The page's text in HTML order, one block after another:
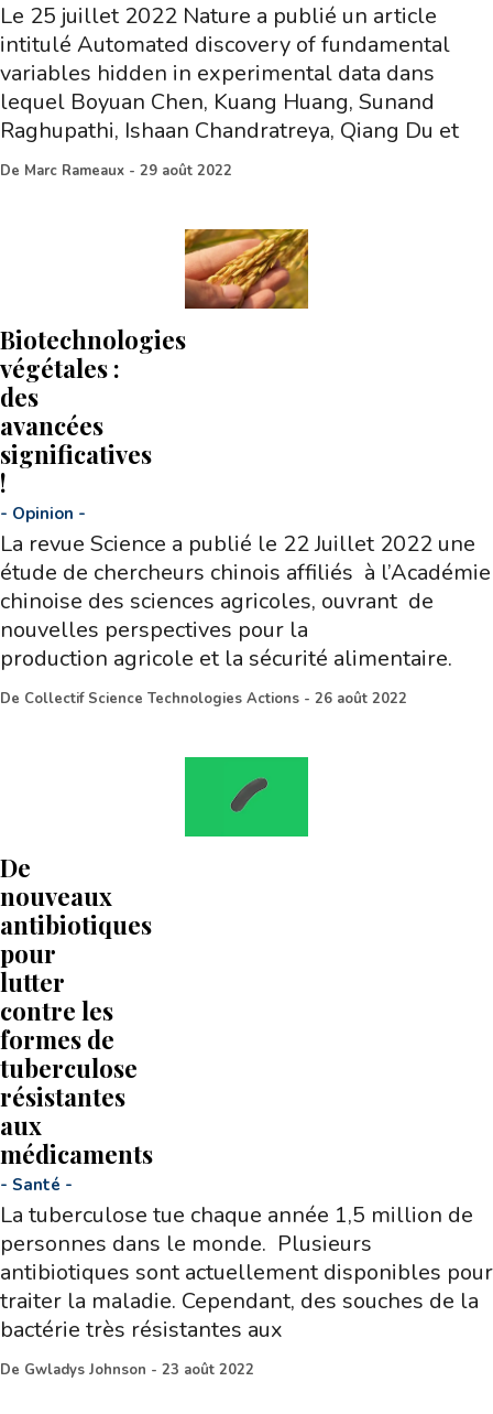
Le 25 juillet 2022 Nature a publié un article
intitulé Automated discovery of fundamental
variables hidden in experimental data dans
lequel Boyuan Chen, Kuang Huang, Sunand
Raghupathi, Ishaan Chandratreya, Qiang Du et
De Marc Rameaux - 29 août 2022
Biotechnologies
végétales :
des
avancées
significatives
!
- Opinion -
La revue Science a publié le 22 Juillet 2022 une
étude de chercheurs chinois affiliés à l’Académie
chinoise des sciences agricoles, ouvrant de
nouvelles perspectives pour la
production agricole et la sécurité alimentaire.
De Collectif Science Technologies Actions - 26 août 2022
De
nouveaux
antibiotiques
pour
lutter
contre les
formes de
tuberculose
résistantes
aux
médicaments
- Santé -
La tuberculose tue chaque année 1,5 million de
personnes dans le monde. Plusieurs
antibiotiques sont actuellement disponibles pour
traiter la maladie. Cependant, des souches de la
bactérie très résistantes aux
De Gwladys Johnson - 23 août 2022